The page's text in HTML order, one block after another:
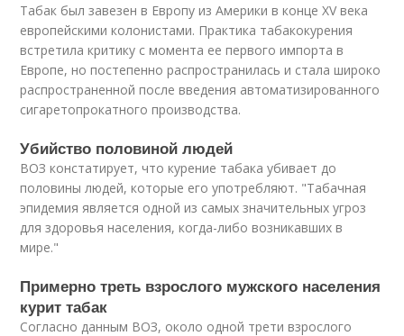
Табак был завезен в Европу из Америки в конце XV века
европейскими колонистами. Практика табакокурения
встретила критику с момента ее первого импорта в
Европе, но постепенно распространилась и стала широко
распространенной после введения автоматизированного
сигаретопрокатного производства.
Убийство половиной людей
ВОЗ констатирует, что курение табака убивает до
половины людей, которые его употребляют. "Табачная
эпидемия является одной из самых значительных угроз
для здоровья населения, когда-либо возникавших в
мире."
Примерно треть взрослого мужского населения
курит табак
Согласно данным ВОЗ, около одной трети взрослого